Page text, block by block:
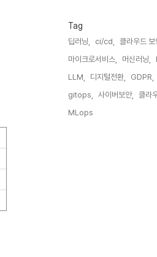
Tag
딥러닝, ci/cd, 클라우드 보
마이크로서비스,
머신러닝,
LLM,
디지털전환, GDPR,
gitops,
사이버보안, 클라
MLops,